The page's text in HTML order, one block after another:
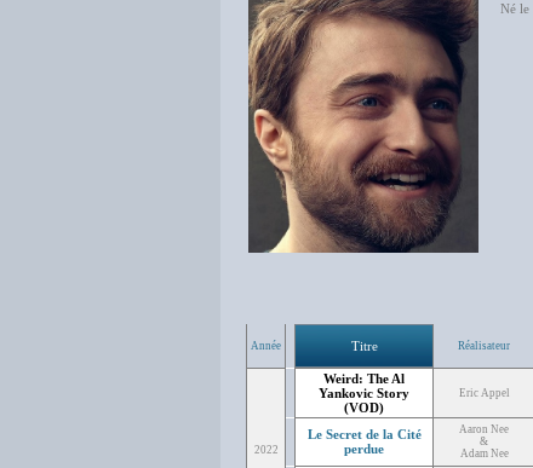
Né le
Année Titre Réalisateur
2022
Weird: The Al
Yankovic Story
(VOD)
Eric Appel
Le Secret de la Cité
perdue
Aaron Nee
&
Adam Nee